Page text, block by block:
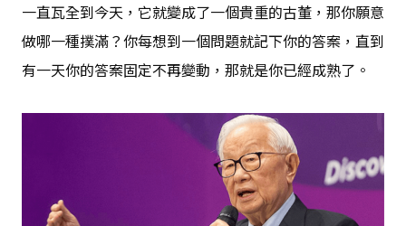
一直瓦全到今天，它就變成了一個貴重的古董，那你願意
做哪一種撲滿？你每想到一個問題就記下你的答案，直到
有一天你的答案固定不再變動，那就是你已經成熟了。